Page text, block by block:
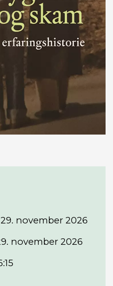
november 2026
november 2026